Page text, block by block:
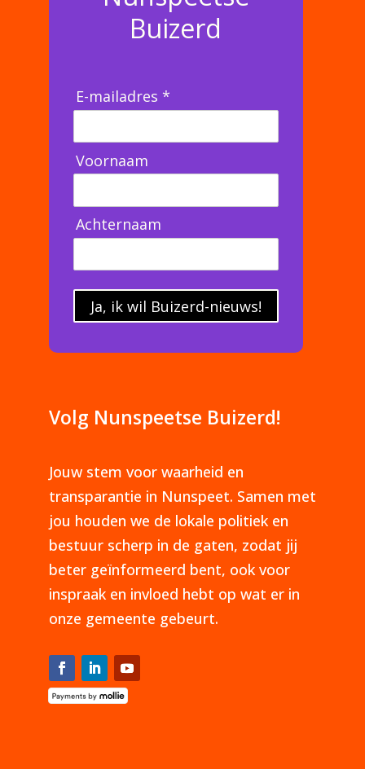
Buizerd
E-mailadres *
Voornaam
Achternaam
Ja, ik wil Buizerd-nieuws!
Volg Nunspeetse Buizerd!
Jouw stem voor waarheid en
transparantie in Nunspeet. Samen met
jou houden we de lokale politiek en
bestuur scherp in de gaten, zodat jij
beter geïnformeerd bent, ook voor
inspraak en invloed hebt op wat er in
onze gemeente gebeurt.